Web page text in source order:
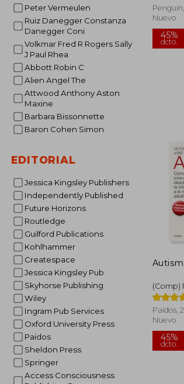
Peter Vermeulen
Ruiz Danegger Constanza
Danegger Coni
Volkmar Fred R Rogers Sally
J Paul Rhea
Abbott Robin C
Alien Angel The
Attwood Anthony Aston
Maxine
Barbara Bissonnette
Baron Cohen Simon
EDITORIAL
Jessica Kingsley Publishers
Independently Published
Future Horizons
Routledge
Guilford Publications
Kohlhammer
Createspace
Jessica Kingsley Pub
Skyhorse Publishing
Wiley
Ingram Pub Services
Oxford University Press
Paidos
Sheldon Press
Springer
Access Consciousness
Inglés)
Nuevo
(Comp)
Cuesta
Paidos,
Nuevo